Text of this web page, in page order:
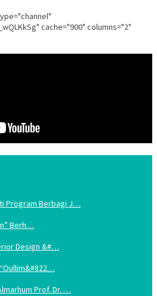
cache="900" columns="2"
Program Berbagi J…
Berh…
Design &#…
Prof. Dr. …